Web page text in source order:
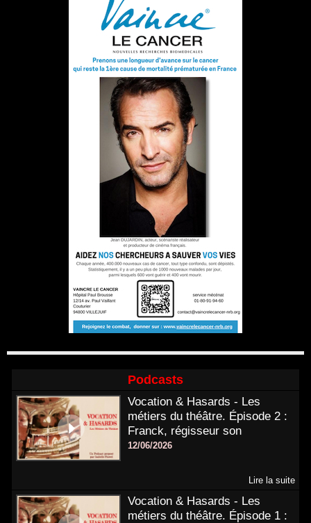
Podcasts
Vocation & Hasards - Les
métiers du théâtre. Épisode 2 :
Franck, régisseur son
12/06/2026
Lire la suite
Vocation & Hasards - Les
métiers du théâtre. Épisode 1 :